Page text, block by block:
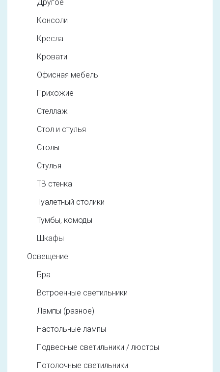
Другое
Консоли
Кресла
Кровати
Офисная мебель
Прихожие
Стеллаж
Стол и стулья
Столы
Стулья
ТВ стенка
Туалетный столики
Тумбы, комоды
Шкафы
Освещение
Бра
Встроенные светильники
Лампы (разное)
Настольные лампы
Подвесные светильники / люстры
Потолочные светильники